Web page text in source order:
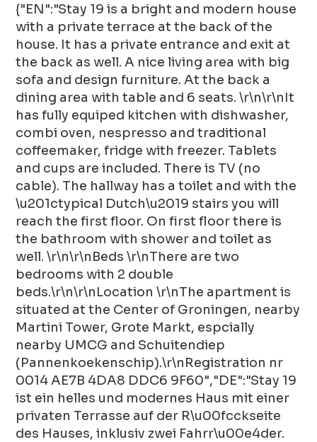
{"EN":"Stay 19 is a bright and modern house
with a private terrace at the back of the
house. It has a private entrance and exit at
the back as well. A nice living area with big
sofa and design furniture. At the back a
dining area with table and 6 seats. \r\n\r\nIt
has fully equiped kitchen with dishwasher,
combi oven, nespresso and traditional
coffeemaker, fridge with freezer. Tablets
and cups are included. There is TV (no
cable). The hallway has a toilet and with the
\u201ctypical Dutch\u2019 stairs you will
reach the first floor. On first floor there is
the bathroom with shower and toilet as
well. \r\n\r\nBeds \r\nThere are two
bedrooms with 2 double
beds.\r\n\r\nLocation \r\nThe apartment is
situated at the Center of Groningen, nearby
Martini Tower, Grote Markt, espcially
nearby UMCG and Schuitendiep
(Pannenkoekenschip).\r\nRegistration nr
0014 AE7B 4DA8 DDC6 9F60","DE":"Stay 19
ist ein helles und modernes Haus mit einer
privaten Terrasse auf der R\u00fcckseite
des Hauses, inklusiv zwei Fahrr\u00e4der.